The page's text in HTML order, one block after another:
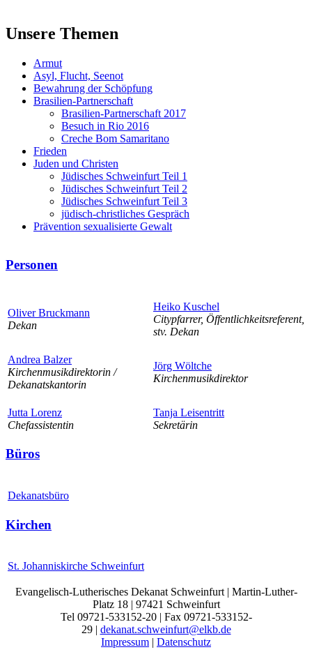
Unsere Themen
Armut
Asyl, Flucht, Seenot
Bewahrung der Schöpfung
Brasilien-Partnerschaft
Brasilien-Partnerschaft 2017
Besuch in Rio 2016
Creche Bom Samaritano
Frieden
Juden und Christen
Jüdisches Schweinfurt Teil 1
Jüdisches Schweinfurt Teil 2
Jüdisches Schweinfurt Teil 3
jüdisch-christliches Gespräch
Prävention sexualisierte Gewalt
Personen
Oliver Bruckmann
Dekan
Heiko Kuschel
Citypfarrer, Öffentlichkeitsreferent,
stv. Dekan
Andrea Balzer
Kirchenmusikdirektorin /
Dekanatskantorin
Jörg Wöltche
Kirchenmusikdirektor
Jutta Lorenz
Chefassistentin
Tanja Leisentritt
Sekretärin
Büros
Dekanatsbüro
Kirchen
St. Johanniskirche Schweinfurt
Evangelisch-Lutherisches Dekanat Schweinfurt | Martin-Luther-
Platz 18 | 97421 Schweinfurt
Tel 09721-533152-20 | Fax 09721-533152-
29 | dekanat.schweinfurt@elkb.de
Impressum | Datenschutz